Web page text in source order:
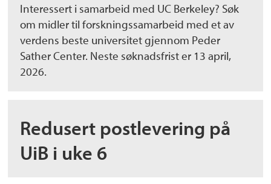
Interessert i samarbeid med UC Berkeley? Søk
om midler til forskningssamarbeid med et av
verdens beste universitet gjennom Peder
Sather Center. Neste søknadsfrist er 13 april,
2026.
Redusert postlevering på
UiB i uke 6